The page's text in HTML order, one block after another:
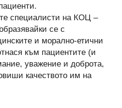
специалисти на КОЦ –
се с
и морално-етични
към пациентите (и
уважение и доброта,
качеството им на